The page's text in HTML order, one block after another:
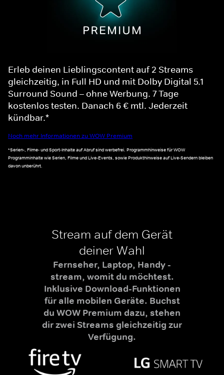
Erleb deinen Lieblingscontent auf 2 Streams
gleichzeitig, in Full HD und mit Dolby Digital 5.1
Surround Sound – ohne Werbung. 7 Tage
kostenlos testen. Danach 6 € mtl. Jederzeit
kündbar.*
Noch mehr Informationen zu WOW Premium
*Serien-, Filme- und Sport-Inhalte auf Abruf sind werbefrei. Programmhinweise für WOW
Programminhalte wie Serien, Filme und Live-Events, sowie Produkthinweise auf Live-Sendern bleiben
davon unberührt.
Stream auf dem Gerät
deiner Wahl
Fernseher, Laptop, Handy -
stream, womit du möchtest.
Inklusive Download-Funktionen
für alle mobilen Geräte. Buchst
du WOW Premium dazu, stehen
dir zwei Streams gleichzeitig zur
Verfügung.